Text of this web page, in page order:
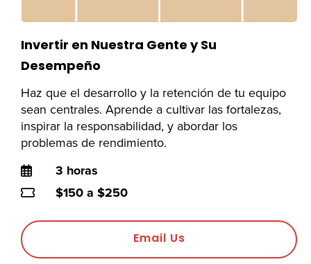
Invertir en Nuestra Gente y Su
Desempeño
Haz que el desarrollo y la retención de tu equipo
sean centrales. Aprende a cultivar las fortalezas,
inspirar la responsabilidad, y abordar los
problemas de rendimiento.
Duration3 horas
Price
$150 a $250
Email Us